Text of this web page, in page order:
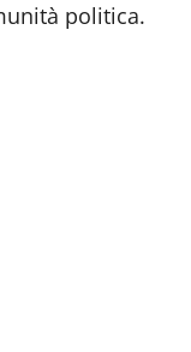
politica.